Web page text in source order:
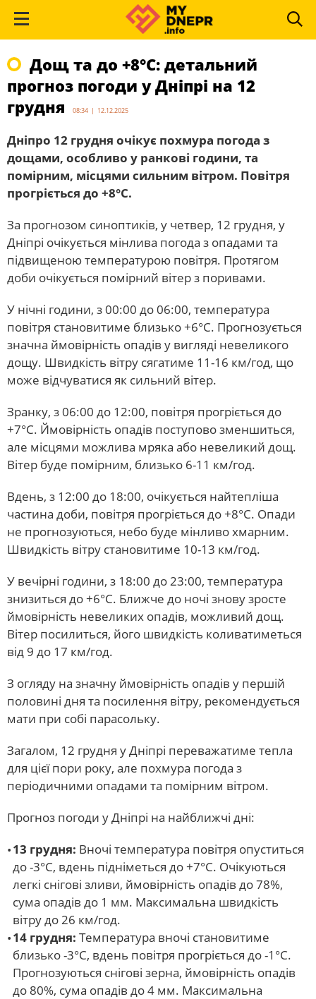
Дощ та до +8°С: детальний
прогноз погоди у Дніпрі на 12
грудня
08:34 | 12.12.2025
Дніпро 12 грудня очікує похмура погода з
дощами, особливо у ранкові години, та
помірним, місцями сильним вітром. Повітря
прогріється до +8°С.
За прогнозом синоптиків, у четвер, 12 грудня, у
Дніпрі очікується мінлива погода з опадами та
підвищеною температурою повітря. Протягом
доби очікується помірний вітер з поривами.
У нічні години, з 00:00 до 06:00, температура
повітря становитиме близько +6°С. Прогнозується
значна ймовірність опадів у вигляді невеликого
дощу. Швидкість вітру сягатиме 11-16 км/год, що
може відчуватися як сильний вітер.
Зранку, з 06:00 до 12:00, повітря прогріється до
+7°С. Ймовірність опадів поступово зменшиться,
але місцями можлива мряка або невеликий дощ.
Вітер буде помірним, близько 6-11 км/год.
Вдень, з 12:00 до 18:00, очікується найтепліша
частина доби, повітря прогріється до +8°С. Опади
не прогнозуються, небо буде мінливо хмарним.
Швидкість вітру становитиме 10-13 км/год.
У вечірні години, з 18:00 до 23:00, температура
знизиться до +6°С. Ближче до ночі знову зросте
ймовірність невеликих опадів, можливий дощ.
Вітер посилиться, його швидкість коливатиметься
від 9 до 17 км/год.
З огляду на значну ймовірність опадів у першій
половині дня та посилення вітру, рекомендується
мати при собі парасольку.
Загалом, 12 грудня у Дніпрі переважатиме тепла
для цієї пори року, але похмура погода з
періодичними опадами та помірним вітром.
Прогноз погоди у Дніпрі на найближчі дні:
13 грудня: Вночі температура повітря опуститься
до -3°С, вдень підніметься до +7°С. Очікуються
легкі снігові зливи, ймовірність опадів до 78%,
сума опадів до 1 мм. Максимальна швидкість
вітру до 26 км/год.
14 грудня: Температура вночі становитиме
близько -3°С, вдень повітря прогріється до -1°С.
Прогнозуються снігові зерна, ймовірність опадів
до 80%, сума опадів до 4 мм. Максимальна